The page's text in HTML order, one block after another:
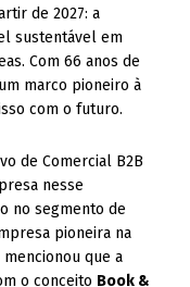
de 2027: a
sustentável em
Com 66 anos de
marco pioneiro à
com o futuro.
de Comercial B2B
nesse
no segmento de
pioneira na
mencionou que a
o conceito Book &